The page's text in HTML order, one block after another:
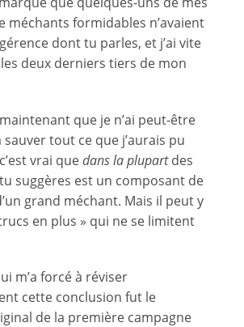
méchants formidables n’avaient
dont tu parles, et j’ai vite
deux derniers tiers de mon
que je n’ai peut-être
sauver tout ce que j’aurais pu
vrai quedans la plupartdes
suggères est un composant de
grand méchant. Mais il peut y
en plus » qui ne se limitent
m’a forcé à réviser
cette conclusion fut le
de la première campagne